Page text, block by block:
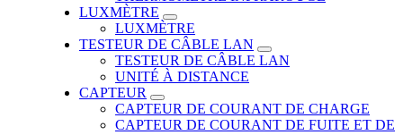
LUXMÈTRE
LUXMÈTRE
TESTEUR DE CÂBLE LAN
TESTEUR DE CÂBLE LAN
UNITÉ À DISTANCE
CAPTEUR
CAPTEUR DE COURANT DE CHARGE
CAPTEUR DE COURANT DE FUITE ET DE